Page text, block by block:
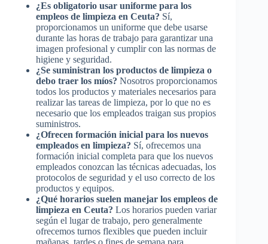
¿Es obligatorio usar uniforme para los
empleos de limpieza en Ceuta? Sí,
proporcionamos un uniforme que debe usarse
durante las horas de trabajo para garantizar una
imagen profesional y cumplir con las normas de
higiene y seguridad.
¿Se suministran los productos de limpieza o
debo traer los míos? Nosotros proporcionamos
todos los productos y materiales necesarios para
realizar las tareas de limpieza, por lo que no es
necesario que los empleados traigan sus propios
suministros.
¿Ofrecen formación inicial para los nuevos
empleados en limpieza? Sí, ofrecemos una
formación inicial completa para que los nuevos
empleados conozcan las técnicas adecuadas, los
protocolos de seguridad y el uso correcto de los
productos y equipos.
¿Qué horarios suelen manejar los empleos de
limpieza en Ceuta? Los horarios pueden variar
según el lugar de trabajo, pero generalmente
ofrecemos turnos flexibles que pueden incluir
mañanas, tardes o fines de semana para